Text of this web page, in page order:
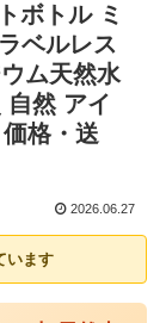
ボトル ミ
ベルレス
ム天然水
然 アイ
格・送
2026.06.27
います